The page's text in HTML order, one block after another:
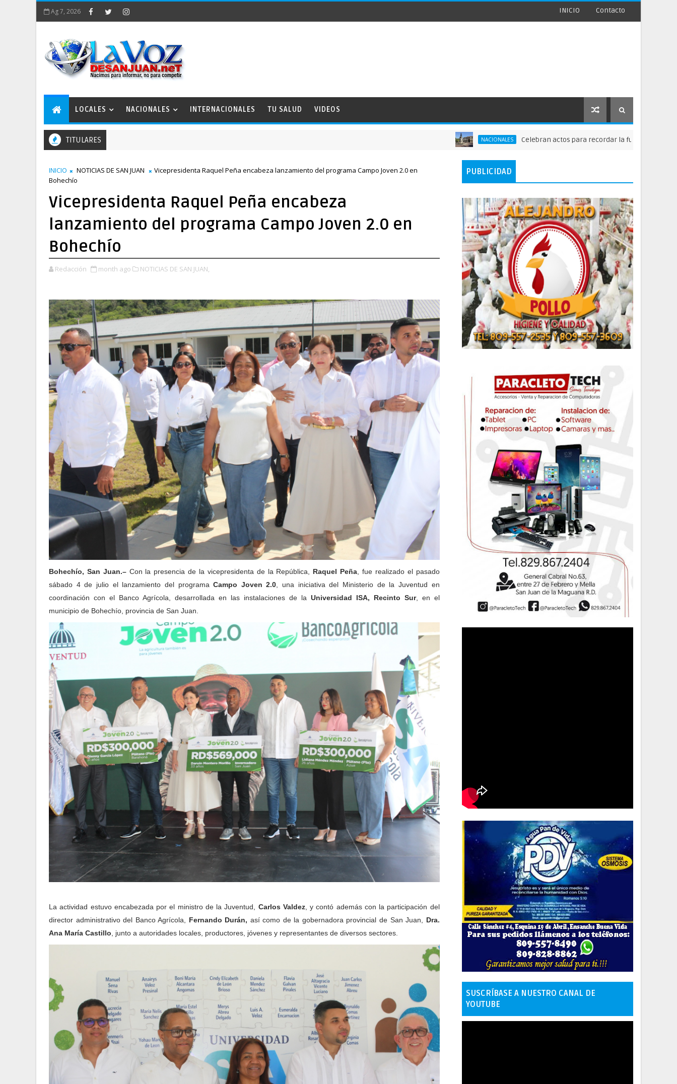
Ag 7, 2026 INICIO Contacto
LOCALES NACIONALES INTERNACIONALES TU SALUD VIDEOS
TITULARES NACIONALES Celebran actos para recordar la fundación de Santo Domingo
INICIO NOTICIAS DE SAN JUAN
Vicepresidenta Raquel Peña encabeza lanzamiento del programa Campo Joven 2.0 en
Bohechío
Vicepresidenta Raquel Peña encabeza
lanzamiento del programa Campo Joven 2.0 en
Bohechío
Redacción month ago NOTICIAS DE SAN JUAN,
Bohechío, San Juan.– Con la presencia de la vicepresidenta de la República, Raquel Peña , fue realizado el pasado
sábado 4 de julio el lanzamiento del programaCampo Joven 2.0 , una iniciativa del Ministerio de la Juventud en
coordinación con el Banco Agrícola, desarrollada en las instalaciones de la Universidad ISA, Recinto Sur, en el
municipio de Bohechío, provincia de San Juan.
La actividad estuvo encabezada por el ministro de la Juventud, Carlos Valdez, y contó además con la participación del
director administrativo del Banco Agrícola, Fernando Durán, así como de la gobernadora provincial de San Juan, Dra.
Ana María Castillo, junto a autoridades locales, productores, jóvenes y representantes de diversos sectores.
PUBLICIDAD
SUSCRÍBASE A NUESTRO CANAL DE
YOUTUBE